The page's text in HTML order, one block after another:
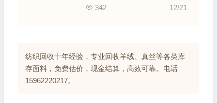
处置通道
12/21
342
纺织回收十年经验，专业回收羊绒、真丝等各类库
存面料，免费估价，现金结算，高效可靠。电话
15962220217。